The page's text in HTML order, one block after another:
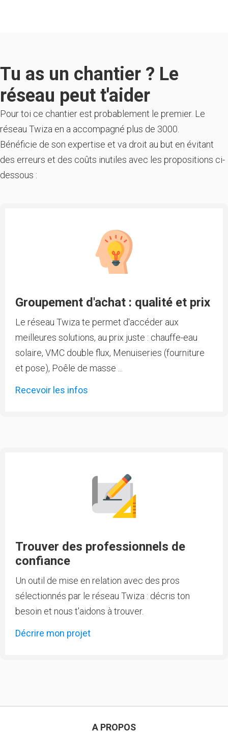
Tu as un chantier ? Le
réseau peut t'aider
Pour toi ce chantier est probablement le premier. Le
réseau Twiza en a accompagné plus de 3000.
Bénéficie de son expertise et va droit au but en évitant
des erreurs et des coûts inutiles avec les propositions ci-
dessous :
Groupement d'achat : qualité et prix
Le réseau Twiza te permet d'accéder aux
meilleures solutions, au prix juste : chauffe-eau
solaire, VMC double flux, Menuiseries (fourniture
et pose), Poêle de masse ...
Recevoir les infos
Trouver des professionnels de
confiance
Un outil de mise en relation avec des pros
sélectionnés par le réseau Twiza : décris ton
besoin et nous t'aidons à trouver.
Décrire mon projet
A PROPOS